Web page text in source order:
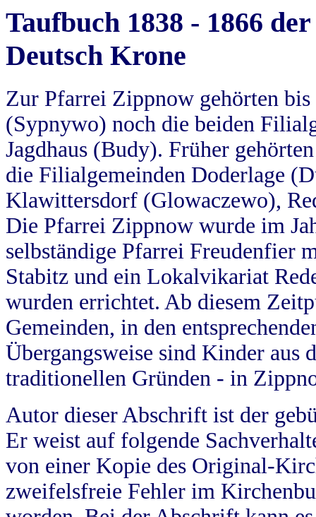
Taufbuch 1838 - 1866
Deutsch Krone
Zur Pfarrei Zippnow gehörten
(Sypnywo) noch die beiden
Jagdhaus (Budy). Früher
die Filialgemeinden Doderlage
Klawittersdorf (Glowaczewo),
Die Pfarrei Zippnow wurde im
selbständige Pfarrei Freudenfier
Stabitz und ein Lokalvikariat
wurden errichtet. Ab diesem
Gemeinden, in den
Übergangsweise sind Kinder aus
traditionellen Gründen - in
Autor dieser Abschrift ist der
Er weist auf folgende
von einer Kopie des Original-
zweifelsfreie Fehler im